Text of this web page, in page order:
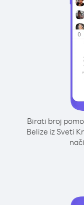
Birati broj
Belize iz Sveti